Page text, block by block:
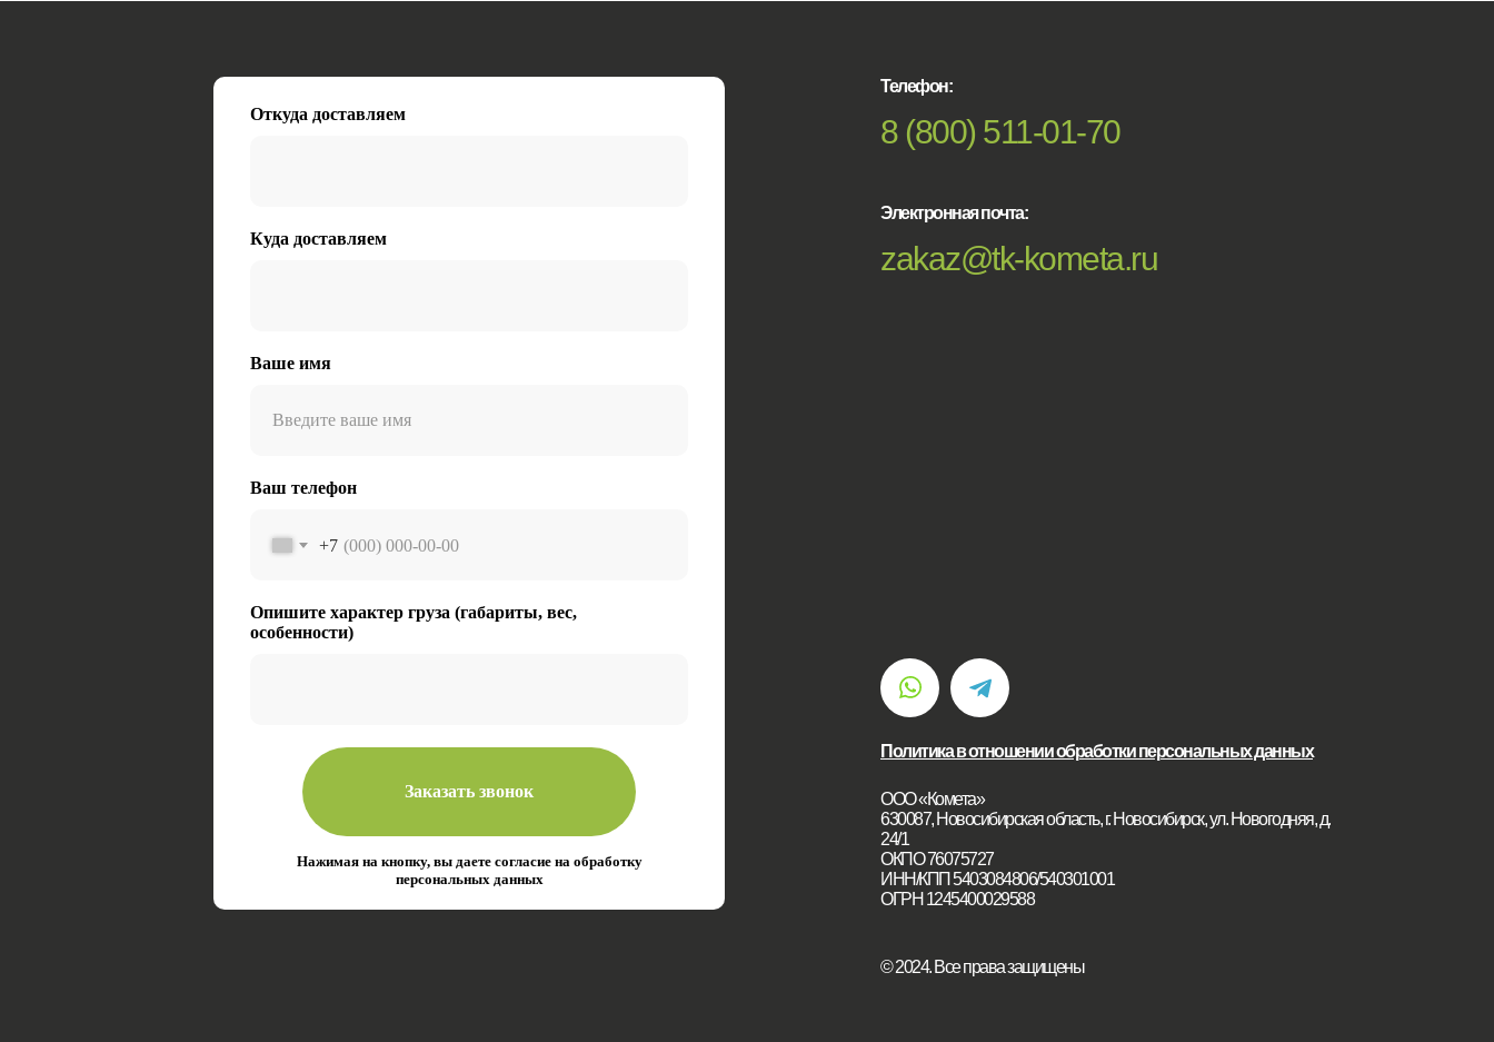
8 (800) 511-01-70
zakaz@tk-kometa.ru
Телефон:
Политика в отношении обработки персональных данных
ООО «Комета»
630087, Новосибирская область, г. Новосибирск, ул. Новогодняя, д.
24/1
ОКПО 76075727
ИНН/КПП 5403084806/540301001
ОГРН 1245400029588
© 2024. Все права защищены
Электронная почта:
Откуда доставляем
Куда доставляем
Ваше имя
Ваш телефон
+7
Опишите характер груза (габариты, вес,
особенности)
Заказать звонок
Нажимая на кнопку, вы даете согласие на обработку
персональных данных